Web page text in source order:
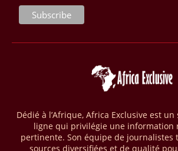
28/03/26 AFRIQUE - MOBILE MONEY
Selon le rapport publié par l’Association
par les comptes de mobile money en Afrique au
2025, en hausse d'environ 27 % par rapport à
« The State of the Industry Report on Mobile
mobile money réalisées à l’échelle mondiale,
milliards USD (+23 % par rapport à 2024).
enregistré environ 74 % du nombre de
Dédié à l’Afrique, Africa Exclusive est
ligne qui privilégie une information
pertinente. Son équipe de journalistes
sources diversifiées et de qualité